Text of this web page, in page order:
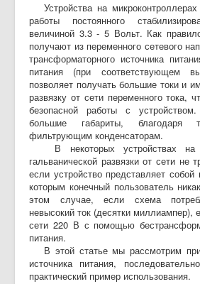
Устройства на
работы постоянного
величиной 3.3 - 5 Вольт. Как
получают из переменного сетевого
трансформаторного источника
питания (при соответствующем
позволяет получать большие токи и
развязку от сети переменного тока,
безопасной работы с
большие габариты, благодаря
фильтрующим конденсаторам.
В некоторых устройствах на
гальванической развязки от сети не
если устройство представляет собой
которым конечный пользователь
этом случае, если схема
невысокий ток (десятки миллиампер),
сети 220 В с помощью
питания.
В этой статье мы рассмотрим
источника питания,
практический пример использования.